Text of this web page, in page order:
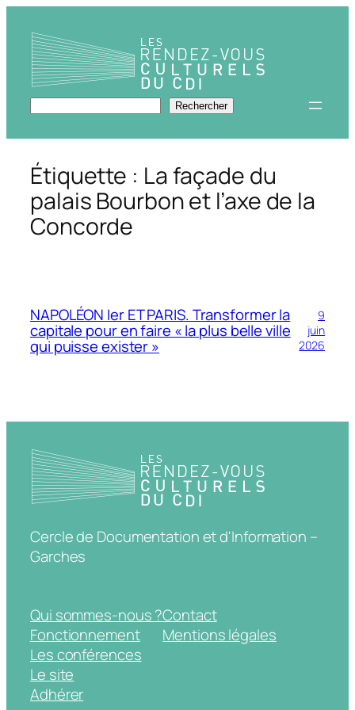
contenu
Rechercher Rechercher
Étiquette : La façade du
palais Bourbon et l’axe de la
Concorde
NAPOLÉON Ier ET PARIS. Transformer la
capitale pour en faire « la plus belle ville
qui puisse exister »
9
juin
2026
Cercle de Documentation et d'Information –
Garches
Qui sommes-nous ?
Fonctionnement
Les conférences
Le site
Adhérer
Contact
Mentions légales